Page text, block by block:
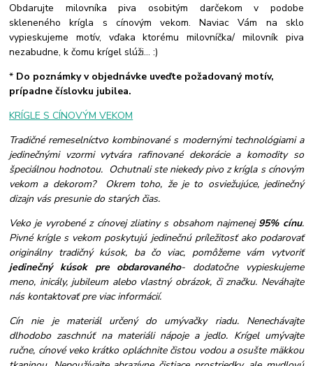
Obdarujte milovníka piva osobitým darčekom v podobe
skleneného krígla s cínovým vekom. Naviac Vám na sklo
vypieskujeme motív, vďaka ktorému milovníčka/ milovník piva
nezabudne, k čomu krígel slúži... :)
* Do poznámky v objednávke uveďte požadovaný motív,
prípadne číslovku jubilea.
KRÍGLE S CÍNOVÝM VEKOM
Tradičné remeselníctvo kombinované s modernými technológiami a
jedinečnými vzormi vytvára rafinované dekorácie a komodity so
špeciálnou hodnotou. Ochutnali ste niekedy pivo z krígla s cínovým
vekom a dekorom? Okrem toho, že je to osviežujúce, jedinečný
dizajn vás presunie do starých čias.
Veko je vyrobené z cínovej zliatiny s obsahom najmenej 95% cínu.
Pivné krígle s vekom poskytujú jedinečnú príležitosť ako podarovať
originálny tradičný kúsok, ba čo viac, pomôžeme vám vytvoriť
jedinečný kúsok pre obdarovaného- dodatočne vypieskujeme
meno, inicály, jubileum alebo vlastný obrázok, či značku. Neváhajte
nás kontaktovať pre viac informácií.
Cín nie je materiál určený do umývačky riadu. Nenechávajte
dlhodobo zaschnúť na materiáli nápoje a jedlo. Krígel umývajte
ručne, cínové veko krátko opláchnite čistou vodou a osušte mäkkou